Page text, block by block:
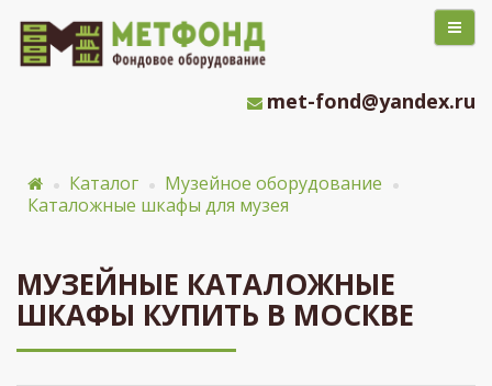
met-fond@yandex.ru
Каталог
Музейное оборудование
Каталожные шкафы для музея
МУЗЕЙНЫЕ КАТАЛОЖНЫЕ
ШКАФЫ КУПИТЬ В МОСКВЕ